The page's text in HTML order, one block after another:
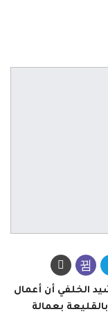
الخلفي أن أعمال
بعمالة